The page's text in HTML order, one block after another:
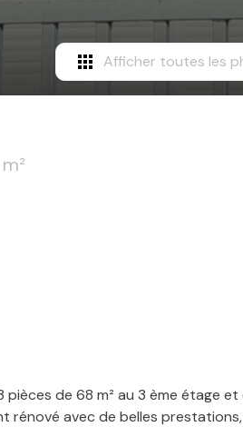
Afficher toutes les
pièces de 68 m² au 3 ème étage
avec de belles